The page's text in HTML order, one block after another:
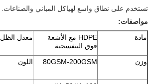
تستخدم على نطاق واسع لهياكل المباني والصناعات.
مواصفات:
مادة
HDPE مع الأشعة
فوق البنفسجية
معدل الظل
وزن 80GSM-200GSM اللون